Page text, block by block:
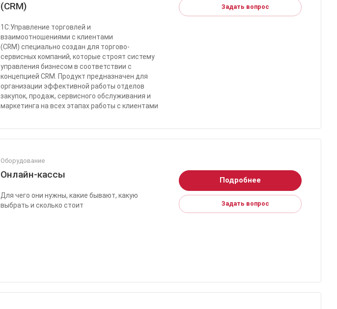
(CRM)
1С:Управление торговлей и
взаимоотношениями с клиентами
(CRM) специально создан для торгово-
сервисных компаний, которые строят систему
управления бизнесом в соответствии с
концепцией CRM. Продукт предназначен для
организации эффективной работы отделов
закупок, продаж, сервисного обслуживания и
маркетинга на всех этапах работы с клиентами
Задать вопрос
Оборудование
Онлайн-кассы
Для чего они нужны, какие бывают, какую
выбрать и сколько стоит
Подробнее
Задать вопрос